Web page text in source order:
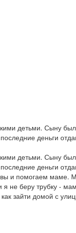
детьми. Сыну
деньги
детьми. Сыну
деньги
и помогаем маме.
не беру трубку -
зайти домой с